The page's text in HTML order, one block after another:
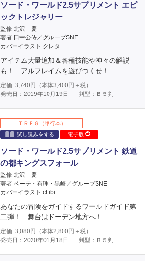
ソード・ワールド2.5サプリメント エピ
ックトレジャリー
監修 北沢 慶
著者 田中公侍／グループSNE
カバーイラスト クレタ
アイテム大量追加＆各種技能や神々の解説
も！ アルフレイムを遊びつくせ！
定価 3,740円（本体3,400円＋税）
発売日：2019年10月19日
判型：Ｂ５判
ＴＲＰＧ（単行本）
試し読みをする
電子版
ソード・ワールド2.5サプリメント 鉄道
の都キングスフォール
監修 北沢 慶
著者 ベーテ・有理・黒崎／グループSNE
カバーイラスト chibi
あなたの冒険をガイドするワールドガイド第
二弾！ 舞台はドーデン地方へ！
定価 3,080円（本体2,800円＋税）
発売日：2020年01月18日
判型：Ｂ５判